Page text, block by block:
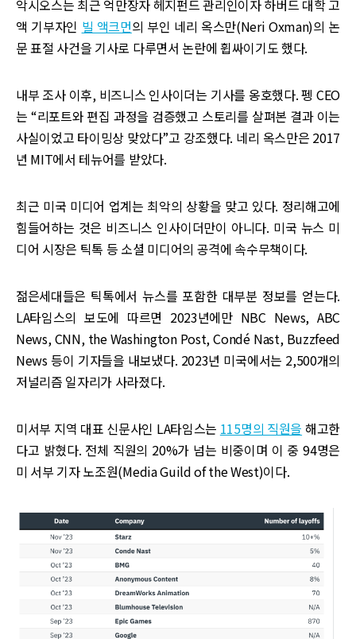
악시오스는 최근 억만장자 헤지펀드 관리인이자 하버드 대학 고
액 기부자인 빌 액크먼의 부인 네리 옥스만(Neri Oxman)의 논
문 표절 사건을 기사로 다루면서 논란에 휩싸이기도 했다.
내부 조사 이후, 비즈니스 인사이더는 기사를 옹호했다. 펭 CEO
는 “리포트와 편집 과정을 검증했고 스토리를 살펴본 결과 이는
사실이었고 타이밍상 맞았다”고 강조했다. 네리 옥스만은 2017
년 MIT에서 테뉴어를 받았다.
최근 미국 미디어 업계는 최악의 상황을 맞고 있다. 정리해고에
힘들어하는 것은 비즈니스 인사이더만이 아니다. 미국 뉴스 미
디어 시장은 틱톡 등 소셜 미디어의 공격에 속수무책이다.
젊은세대들은 틱톡에서 뉴스를 포함한 대부분 정보를 얻는다.
LA타임스의 보도에 따르면 2023년에만 NBC News, ABC
News, CNN, the Washington Post, Condé Nast, Buzzfeed
News 등이 기자들을 내보냈다. 2023년 미국에서는 2,500개의
저널리즘 일자리가 사라졌다.
미서부 지역 대표 신문사인 LA타임스는 115명의 직원을 해고한
다고 밝혔다. 전체 직원의 20%가 넘는 비중이며 이 중 94명은
미 서부 기자 노조원(Media Guild of the West)이다.